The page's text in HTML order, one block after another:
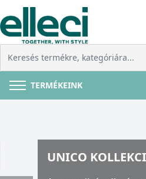
TERMÉKEINK
UNICO